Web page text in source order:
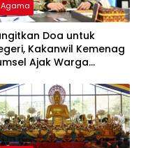
Agama
Doa untuk
Kakanwil Kemenag
Ajak Warga
di Monas